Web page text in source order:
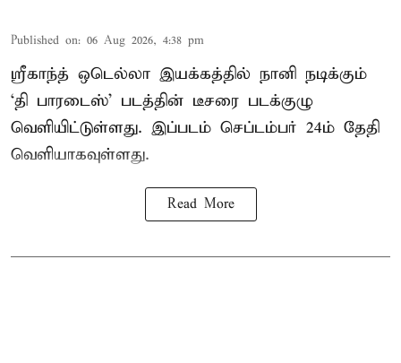
Published on: 06 Aug 2026, 4:38 pm
ஸ்ரீகாந்த் ஒடெல்லா இயக்கத்தில் நானி நடிக்கும்
‘தி பாரடைஸ்’ படத்தின் டீசரை படக்குழு
வெளியிட்டுள்ளது. இப்படம் செப்டம்பர் 24ம் தேதி
வெளியாகவுள்ளது.
Read More